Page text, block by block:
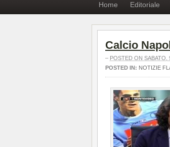
Home Editoriale
Calcio
– POSTED ON SABATO,
POSTED IN: NOTIZIE